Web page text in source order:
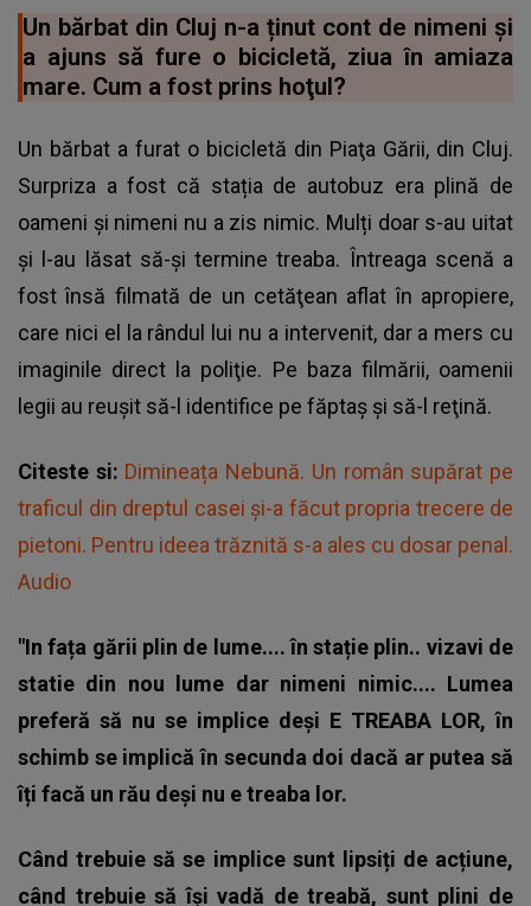
Un bărbat din Cluj n-a ținut cont de nimeni și
a ajuns să fure o bicicletă, ziua în amiaza
mare. Cum a fost prins hoţul?
Un bărbat a furat o bicicletă din Piaţa Gării, din Cluj.
Surpriza a fost că stația de autobuz era plină de
oameni și nimeni nu a zis nimic. Mulți doar s-au uitat
și l-au lăsat să-și termine treaba. Întreaga scenă a
fost însă filmată de un cetăţean aflat în apropiere,
care nici el la rândul lui nu a intervenit, dar a mers cu
imaginile direct la poliţie. Pe baza filmării, oamenii
legii au reuşit să-l identifice pe făptaş şi să-l reţină.
Citeste si: Dimineața Nebună. Un român supărat pe
traficul din dreptul casei și-a făcut propria trecere de
pietoni. Pentru ideea trăznită s-a ales cu dosar penal.
Audio
"In fața gării plin de lume.... în stație plin.. vizavi de
statie din nou lume dar nimeni nimic.... Lumea
preferă să nu se implice deși E TREABA LOR, în
schimb se implică în secunda doi dacă ar putea să
îți facă un rău deși nu e treaba lor.
Când trebuie să se implice sunt lipsiți de acțiune,
când trebuie să își vadă de treabă, sunt plini de